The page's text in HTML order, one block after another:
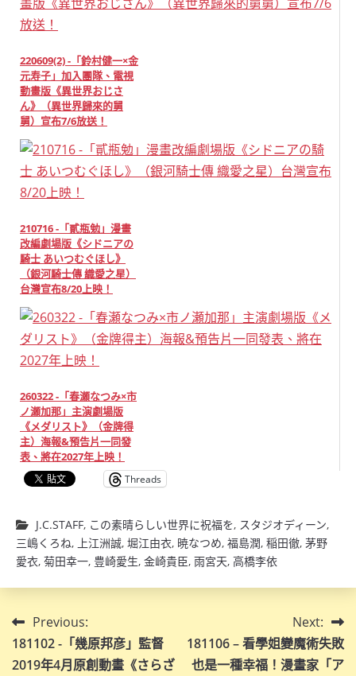
220609(2) -「鈴村健一×金
元寿子」加入團隊、電視
動畫版《異世界おじさ
ん》（異世界歸來的舅
舅）宣布7/6放送！
210716 -「貳瓶勉」漫畫
改編劇場版《シドニアの
騎士 あいつむぐほし》
（銀河騎士傳 織愛之星）
台灣宣布8/20上映！
260322 -「春瀬なつみ×市
ノ瀬加那」主演劇場版
《メダリスト》（金牌得
主）海報&預告片一同發
表、將在2027年上映！
Threads
J.C.STAFF, この素晴らしい世界に祝福を, スタジオディーン,
三嶋くろね, 上江洲誠, 堀江由衣, 暁なつめ, 福島潤, 稲田徹, 茅野
愛衣, 菊田幸一, 豊崎愛生, 金崎貴臣, 雨宮天, 高橋李依
文
章
Previous:
181102 -「幾原邦彦」監督
2019年4月原創動畫《さらざ
Next:
181106 – 看學姐變魔術失敗
也是一種幸福！漫畫家「ア